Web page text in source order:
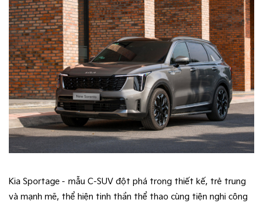
Kia Sportage – mẫu C-SUV đột phá trong thiết kế, trẻ trung
và mạnh mẽ, thể hiện tinh thần thể thao cùng tiện nghi công